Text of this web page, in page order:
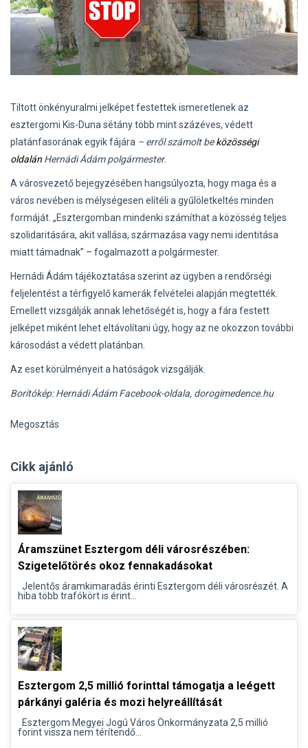
Tiltott önkényuralmi jelképet festettek ismeretlenek az
esztergomi Kis-Duna sétány több mint százéves, védett
platánfasorának egyik fájára – erről számolt beközösségi
oldalán Hernádi Ádám polgármester.
A városvezető bejegyzésében hangsúlyozta, hogy maga és a
város nevében is mélységesen elítéli a gyűlöletkeltés minden
formáját. „Esztergomban mindenki számíthat a közösség teljes
szolidaritására, akit vallása, származása vagy nemi identitása
miatt támadnak” – fogalmazott a polgármester.
Hernádi Ádám tájékoztatása szerint az ügyben a rendőrségi
feljelentést a térfigyelő kamerák felvételei alapján megtették.
Emellett vizsgálják annak lehetőségét is, hogy a fára festett
jelképet miként lehet eltávolítani úgy, hogy az ne okozzon további
károsodást a védett platánban.
Az eset körülményeit a hatóságok vizsgálják.
Borítókép: Hernádi Ádám Facebook-oldala, dorogimedence.hu
Megosztás
Cikk ajánló
Áramszünet Esztergom déli városrészében:
Szigetelőtörés okoz fennakadásokat
Jelentős áramkimaradás érinti Esztergom déli városrészét. A
hiba több trafókört is érint...
Esztergom 2,5 millió forinttal támogatja a leégett
párkányi galéria és mozi helyreállítását
Esztergom Megyei Jogú Város Önkormányzata 2,5 millió
forint vissza nem térítendő...